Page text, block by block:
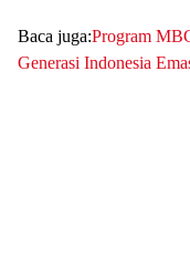
Baca juga:Program
Generasi Indonesia